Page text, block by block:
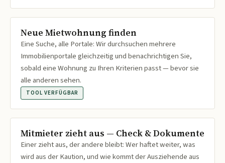
Neue Mietwohnung finden
Eine Suche, alle Portale: Wir durchsuchen mehrere
Immobilienportale gleichzeitig und benachrichtigen Sie,
sobald eine Wohnung zu Ihren Kriterien passt — bevor sie
alle anderen sehen.
TOOL VERFÜGBAR
Mitmieter zieht aus — Check & Dokumente
Einer zieht aus, der andere bleibt: Wer haftet weiter, was
wird aus der Kaution, und wie kommt der Ausziehende aus